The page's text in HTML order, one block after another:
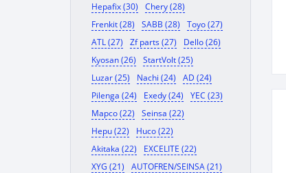
Hepafix (30)
Chery (28)
Frenkit (28)
SABB (28)
Toyo (27)
ATL (27)
Zf parts (27)
Dello (26)
Kyosan (26)
StartVolt (25)
Luzar (25)
Nachi (24)
AD (24)
Pilenga (24)
Exedy (24)
YEC (23)
Mapco (22)
Seinsa (22)
Hepu (22)
Huco (22)
Akitaka (22)
EXCELITE (22)
XYG (21)
AUTOFREN/SEINSA (21)